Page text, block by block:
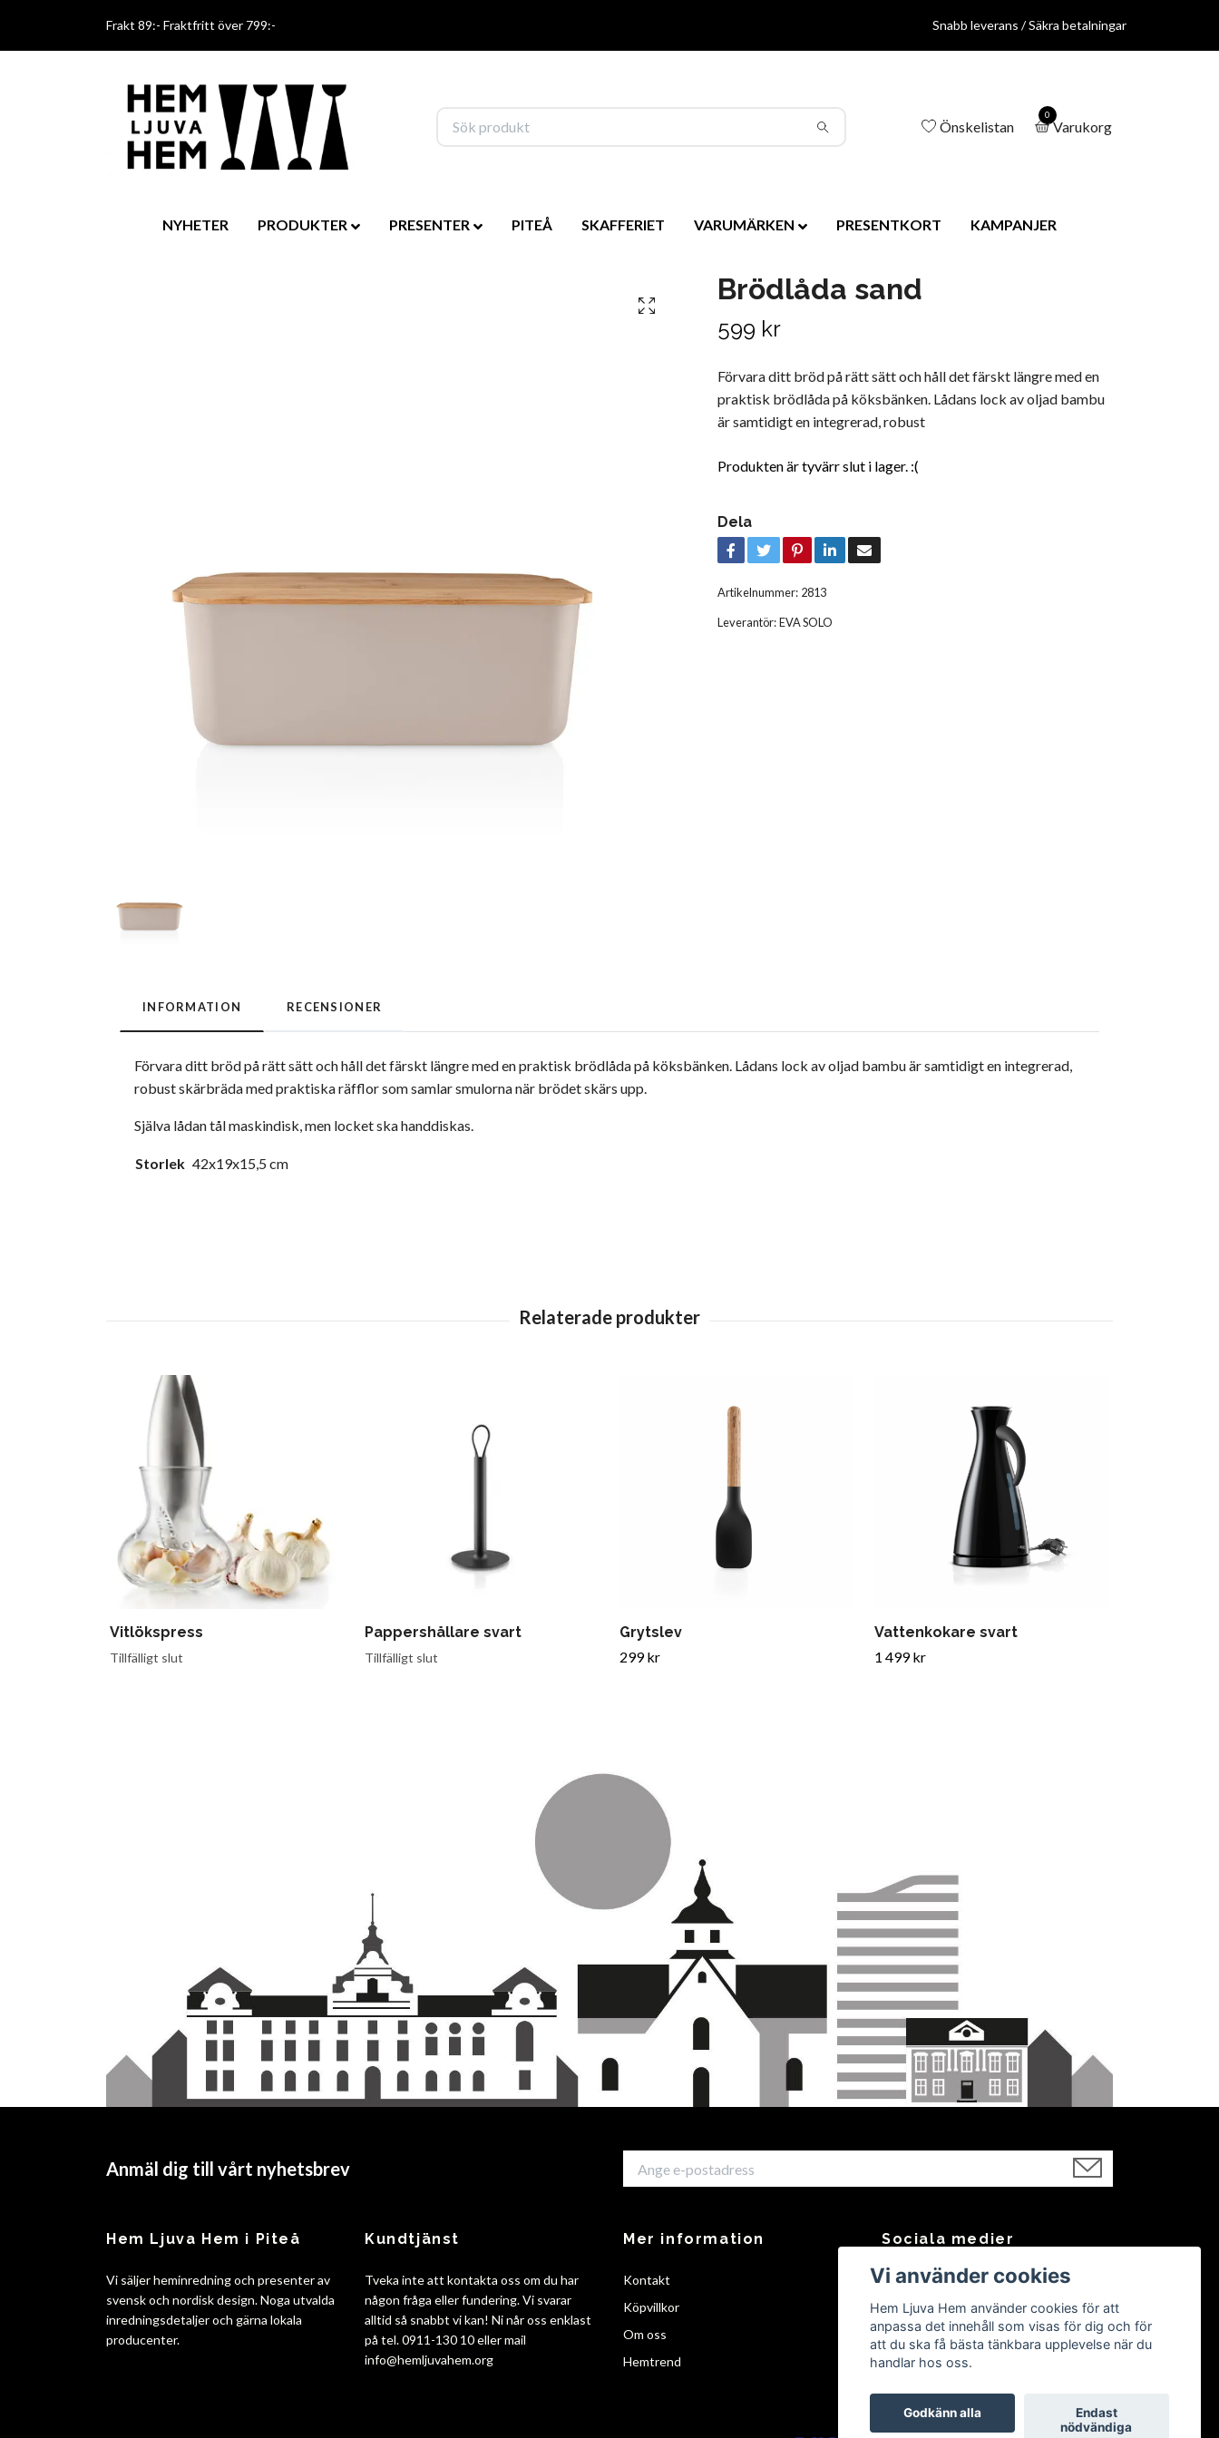
Frakt 89:- Fraktfritt över 799:- Snabb leverans / Säkra betalningar
Önskelistan
0
Varukorg
NYHETER PRODUKTER PRESENTER PITEÅ SKAFFERIET VARUMÄRKEN PRESENTKORT KAMPANJER
Brödlåda sand
599 kr
Förvara ditt bröd på rätt sätt och håll det färskt längre med en
praktisk brödlåda på köksbänken. Lådans lock av oljad bambu
är samtidigt en integrerad, robust
Produkten är tyvärr slut i lager. :(
Dela
Artikelnummer: 2813
Leverantör:EVA SOLO
INFORMATION RECENSIONER
Förvara ditt bröd på rätt sätt och håll det färskt längre med en praktisk brödlåda på köksbänken. Lådans lock av oljad bambu är samtidigt en integrerad,
robust skärbräda med praktiska räfflor som samlar smulorna när brödet skärs upp.
Själva lådan tål maskindisk, men locket ska handdiskas.
Storlek 42x19x15,5 cm
Vitlökspress
Tillfälligt slut
Pappershållare svart
Tillfälligt slut
Grytslev
299 kr
Vattenkokare svart
1 499 kr
Anmäl dig till vårt nyhetsbrev
Hem Ljuva Hem i Piteå
Vi säljer heminredning och presenter av
svensk och nordisk design. Noga utvalda
inredningsdetaljer och gärna lokala
producenter.
Kundtjänst
Tveka inte att kontakta oss om du har
någon fråga eller fundering. Vi svarar
alltid så snabbt vi kan! Ni når oss enklast
på tel. 0911-130 10 eller mail
info@hemljuvahem.org
Mer information
Kontakt
Köpvillkor
Om oss
Hemtrend
Sociala medier
Facebook
Instagram
Vi använder cookies
Hem Ljuva Hem använder cookies för att
anpassa det innehåll som visas för dig och för
att du ska få bästa tänkbara upplevelse när du
handlar hos oss.
Godkänn alla
Endast
nödvändiga